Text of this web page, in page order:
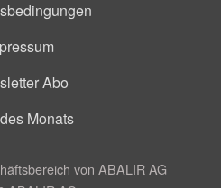
Abo
Monats
von ABALIR AG